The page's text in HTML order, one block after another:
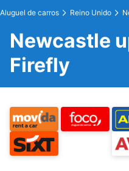
Aluguel de carros Reino Unido
Newcastle
Firefly